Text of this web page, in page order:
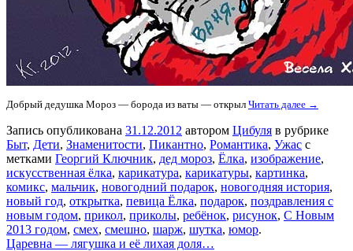
Добрый дедушка Мороз — борода из ваты — открыл Читать далее →
Запись опубликована 31.12.2012 автором Цибуля в рубрике
Быт, Дети, Знаменитости, Пикантно, Романтика, Ужас с
метками Георгий Ключник, дед мороз, Ёлка, изображение,
искусственная ёлка, карикатура, карикатуры, картинка,
комикс, мальчик, новогодний подарок, новогодняя история,
новый год, открытка, певица Ёлка, подарок, поздравления с
новым годом, прикол, приколы, ребёнок, рисунок, С Новым
2013 годом, смех, смешно, шарж, шутка, юмор.
Царевна — лягушка и её лихая доля…